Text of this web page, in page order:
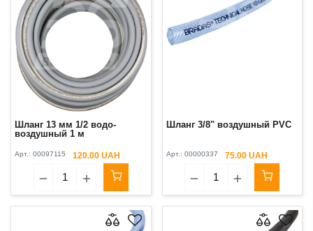
Шланг 13 мм 1/2 водо-
воздушный 1 м
Арт.: 00097115 120.00 UAH
Шланг 3/8" воздушный PVC
Арт.: 00000337 75.00 UAH